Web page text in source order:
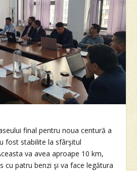
final pentru noua centură a
fost stabilite la sfârşitul
va avea aproape 10 km,
cu patru benzi şi va face legătura